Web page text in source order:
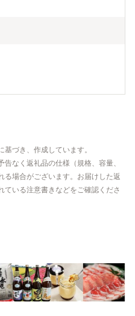
づき、作成しています。
なく返礼品の仕様（規格、容量、
る場合がございます。お届けした返
ている注意書きなどをご確認くださ